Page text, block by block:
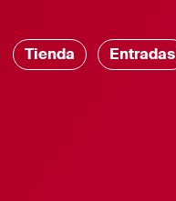
Tienda Entradas